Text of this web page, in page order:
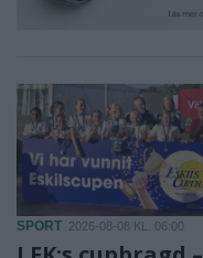
SPORT 2026-08-08 KL. 06:00